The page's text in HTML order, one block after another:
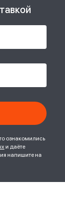
ознакомились
и даёте
напишите на